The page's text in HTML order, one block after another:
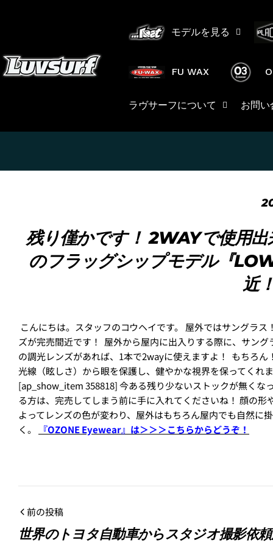
ツ
に
モデルを見る
FU WAX
ラヴサーフについて お問い
残り僅かです！ 2WAYで使用
のフラッグシップモデル『
近
こんにちは。スタッフのコウヘイです。 屋外ではサングラ
ズが完売間近です！
屋外から屋内に出入りする際に、サン
の調光レンズがあれば、1本で2wayに使えますよ！
もちろん
光線（眩しさ）から眼を保護し、健やかな視界を保ってくれ
[ap_show_item 358818] 今ある残り少ないストックが無くな
る方は、完売してしまう前に手に入れてくださいね！ 顔の
よってレンズの色が変わり、屋外はもちろん屋内でも自然に
く。
『OZONE Eyewear』は＞＞＞こちらからどうぞ！
前の投稿
世界のトヨタ自動車からスタジオ撮影依